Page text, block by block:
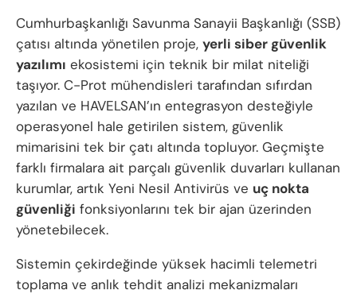
Cumhurbaşkanlığı Savunma Sanayii Başkanlığı (SSB)
çatısı altında yönetilen proje, yerli siber güvenlik
yazılımı ekosistemi için teknik bir milat niteliği
taşıyor. C-Prot mühendisleri tarafından sıfırdan
yazılan ve HAVELSAN’ın entegrasyon desteğiyle
operasyonel hale getirilen sistem, güvenlik
mimarisini tek bir çatı altında topluyor. Geçmişte
farklı firmalara ait parçalı güvenlik duvarları kullanan
kurumlar, artık Yeni Nesil Antivirüs ve uç nokta
güvenliği fonksiyonlarını tek bir ajan üzerinden
yönetebilecek.
Sistemin çekirdeğinde yüksek hacimli telemetri
toplama ve anlık tehdit analizi mekanizmaları